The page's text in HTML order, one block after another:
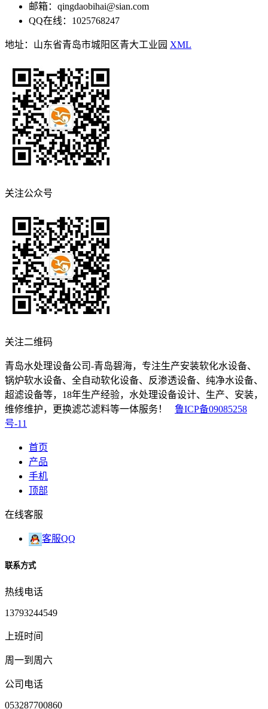
邮箱：qingdaobihai@sian.com
QQ在线：1025768247
地址：山东省青岛市城阳区青大工业园 XML
关注公众号
关注二维码
青岛水处理设备公司-青岛碧海，专注生产安装软化水设备、
锅炉软水设备、全自动软化设备、反渗透设备、纯净水设备、
超滤设备等，18年生产经验，水处理设备设计、生产、安装，
维修维护，更换滤芯滤料等一体服务！ 鲁ICP备09085258
号-11
首页
产品
手机
顶部
在线客服
客服QQ
联系方式
热线电话
13793244549
上班时间
周一到周六
公司电话
053287700860